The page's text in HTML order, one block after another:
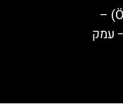
אטרקציות בעמק אוץ (Ötztal) –
עמק